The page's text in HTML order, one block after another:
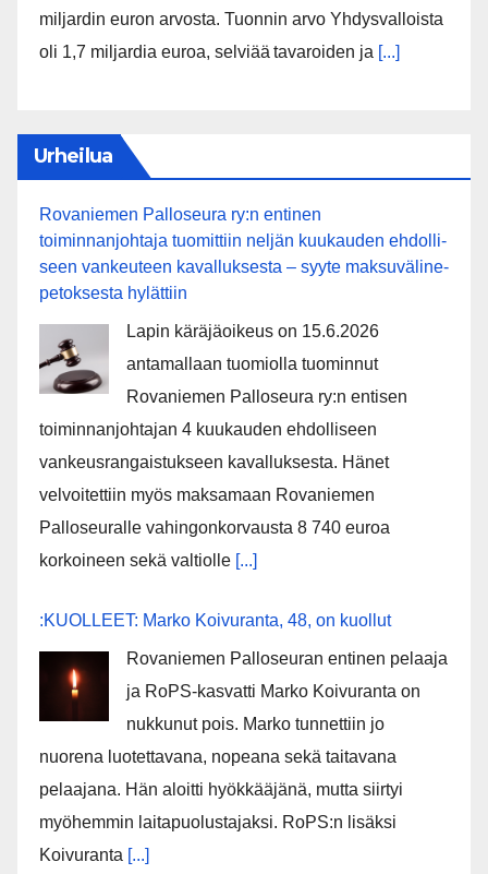
miljardin euron arvosta. Tuonnin arvo Yhdysvalloista
oli 1,7 miljardia euroa, selviää tavaroiden ja [...]
Urheilua
Rovaniemen Palloseura ry:n entinen
toiminnanjohtaja tuo­mit­tiin neljän kuu­kau­den eh­dol­li­
seen van­keu­teen ka­val­luk­ses­ta – syyte mak­su­vä­li­ne­
pe­tok­ses­ta hy­lät­tiin
Lapin käräjäoikeus on 15.6.2026
antamallaan tuomiolla tuominnut
Rovaniemen Palloseura ry:n entisen
toiminnanjohtajan 4 kuukauden ehdolliseen
vankeusrangaistukseen kavalluksesta. Hänet
velvoitettiin myös maksamaan Rovaniemen
Palloseuralle vahingonkorvausta 8 740 euroa
korkoineen sekä valtiolle [...]
:KUOLLEET: Marko Koivuranta, 48, on kuollut
Rovaniemen Palloseuran entinen pelaaja
ja RoPS-kasvatti Marko Koivuranta on
nukkunut pois. Marko tunnettiin jo
nuorena luotettavana, nopeana sekä taitavana
pelaajana. Hän aloitti hyökkääjänä, mutta siirtyi
myöhemmin laitapuolustajaksi. RoPS:n lisäksi
Koivuranta [...]